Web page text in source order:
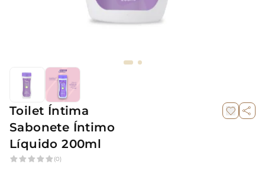
Toilet Íntima
Sabonete Íntimo
Líquido 200ml
(0)